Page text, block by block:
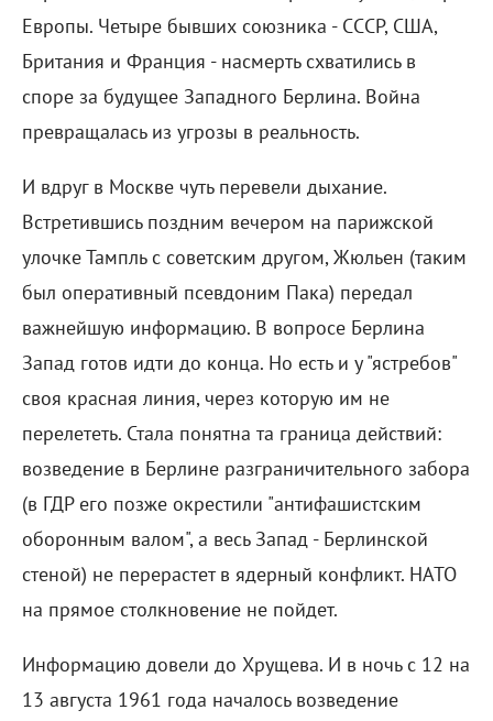
Европы. Четыре бывших союзника - СССР, США,
Британия и Франция - насмерть схватились в
споре за будущее Западного Берлина. Война
превращалась из угрозы в реальность.
И вдруг в Москве чуть перевели дыхание.
Встретившись поздним вечером на парижской
улочке Тампль с советским другом, Жюльен (таким
был оперативный псевдоним Пака) передал
важнейшую информацию. В вопросе Берлина
Запад готов идти до конца. Но есть и у "ястребов"
своя красная линия, через которую им не
перелететь. Стала понятна та граница действий:
возведение в Берлине разграничительного забора
(в ГДР его позже окрестили "антифашистским
оборонным валом", а весь Запад - Берлинской
стеной) не перерастет в ядерный конфликт. НАТО
на прямое столкновение не пойдет.
Информацию довели до Хрущева. И в ночь с 12 на
13 августа 1961 года началось возведение